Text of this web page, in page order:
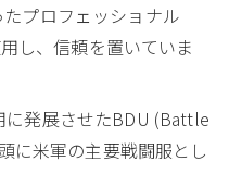
プロフェッショナル
し、信頼を置いていま
発展させたBDU (Battle
に米軍の主要戦闘服とし